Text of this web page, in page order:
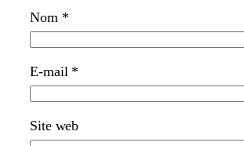
Nom *
E-mail *
Site web